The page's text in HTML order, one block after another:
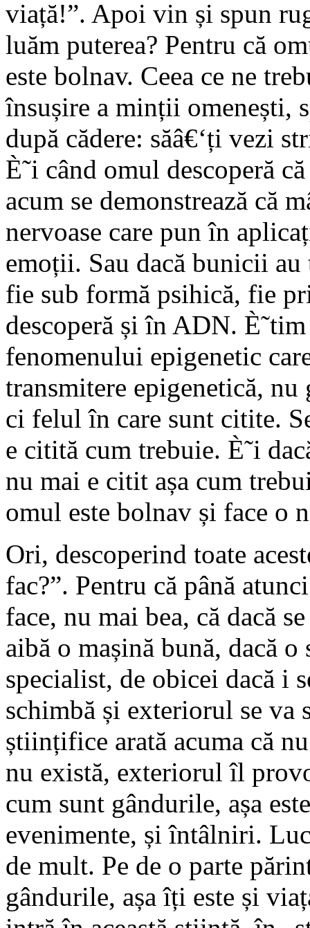
viață!”. Apoi vin și spun
luăm puterea? Pentru că
este bolnav. Ceea ce ne
însușire a minții omenești,
după cădere: săâ€‘ți vezi
È˜i când omul descoperă
acum se demonstrează că
nervoase care pun în
emoții. Sau dacă bunicii
fie sub formă psihică, fie
descoperă și în ADN.
fenomenului epigenetic
transmitere epigenetică, nu
ci felul în care sunt citite.
e citită cum trebuie. È˜i
nu mai e citit așa cum
omul este bolnav și face o
Ori, descoperind toate
fac?”. Pentru că până
face, nu mai bea, că dacă
aibă o mașină bună, dacă
specialist, de obicei dacă i
schimbă și exteriorul se
științifice arată acuma că
nu există, exteriorul îl
cum sunt gândurile, așa
evenimente, și întâlniri.
de mult. Pe de o parte
gândurile, așa îți este și